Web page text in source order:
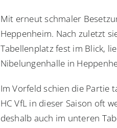
Mit erneut schmaler
Heppenheim. Nach zuletzt
Tabellenplatz fest im Blick,
Nibelungenhalle in
Im Vorfeld schien die Partie
HC VfL in dieser Saison oft
deshalb auch im unteren